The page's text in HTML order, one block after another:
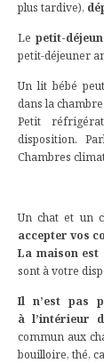
plus tardive),
Le petit-
petit-déjeuner
Un lit bébé
dans la
Petit
disposition.
Chambres
Un chat et un
accepter vos
La maison est
sont à votre
Il n’est pas
à l’intérieur
commun aux
bouilloire, thé,